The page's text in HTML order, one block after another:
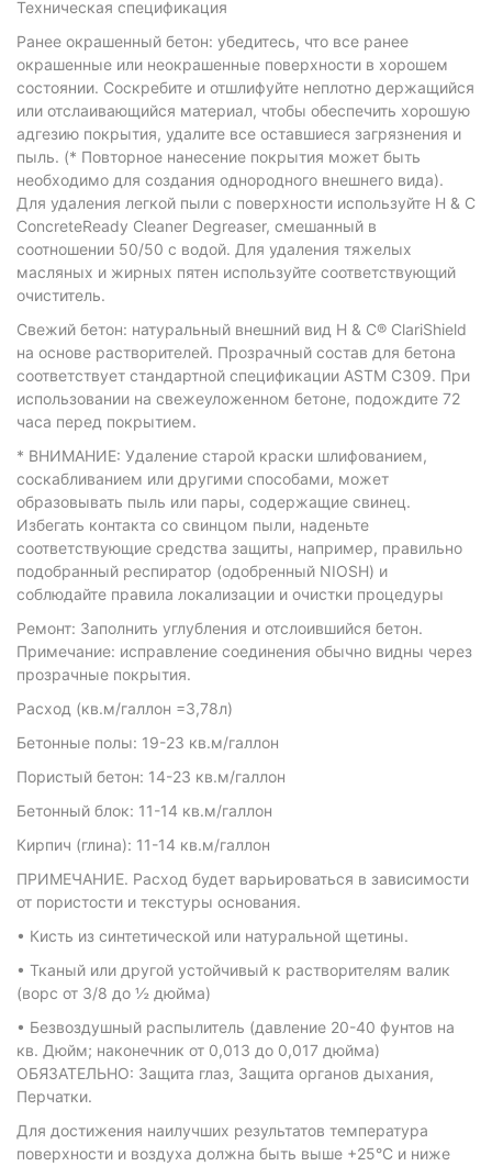
Техническая спецификация
Ранее окрашенный бетон: убедитесь, что все ранее
окрашенные или неокрашенные поверхности в хорошем
состоянии. Соскребите и отшлифуйте неплотно держащийся
или отслаивающийся материал, чтобы обеспечить хорошую
адгезию покрытия, удалите все оставшиеся загрязнения и
пыль. (* Повторное нанесение покрытия может быть
необходимо для создания однородного внешнего вида).
Для удаления легкой пыли с поверхности используйте H & C
ConcreteReady Cleaner Degreaser, смешанный в
соотношении 50/50 с водой. Для удаления тяжелых
масляных и жирных пятен используйте соответствующий
очиститель.
Свежий бетон: натуральный внешний вид H & C® ClariShield
на основе растворителей. Прозрачный состав для бетона
соответствует стандартной спецификации ASTM C309. При
использовании на свежеуложенном бетоне, подождите 72
часа перед покрытием.
* ВНИМАНИЕ: Удаление старой краски шлифованием,
соскабливанием или другими способами, может
образовывать пыль или пары, содержащие свинец.
Избегать контакта со свинцом пыли, наденьте
соответствующие средства защиты, например, правильно
подобранный респиратор (одобренный NIOSH) и
соблюдайте правила локализации и очистки процедуры
Ремонт: Заполнить углубления и отслоившийся бетон.
Примечание: исправление соединения обычно видны через
прозрачные покрытия.
Расход (кв.м/галлон =3,78л)
Бетонные полы: 19-23 кв.м/галлон
Пористый бетон: 14-23 кв.м/галлон
Бетонный блок: 11-14 кв.м/галлон
Кирпич (глина): 11-14 кв.м/галлон
ПРИМЕЧАНИЕ. Расход будет варьироваться в зависимости
от пористости и текстуры основания.
• Кисть из синтетической или натуральной щетины.
• Тканый или другой устойчивый к растворителям валик
(ворс от 3/8 до ½ дюйма)
• Безвоздушный распылитель (давление 20-40 фунтов на
кв. Дюйм; наконечник от 0,013 до 0,017 дюйма)
ОБЯЗАТЕЛЬНО: Защита глаз, Защита органов дыхания,
Перчатки.
Для достижения наилучших результатов температура
поверхности и воздуха должна быть выше +25°С и ниже